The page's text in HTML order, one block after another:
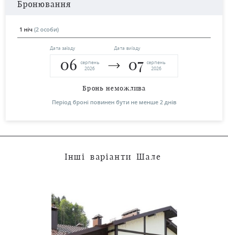
Бронювання
1 ніч (2 особи)
Дата заїзду
06 серпень
2026
Дата виїзду
07 серпень
2026
Бронь неможлива
Період броні повинен бути не менше 2 днів
І нш і в арі а нти Ш а ле